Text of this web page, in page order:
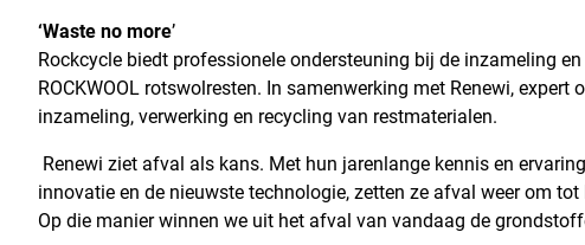
‘Waste no more’
Rockcycle biedt professionele ondersteuning bij de inzameling
ROCKWOOL rotswolresten. In samenwerking met Renewi, expert
inzameling, verwerking en recycling van restmaterialen.
Renewi ziet afval als kans. Met hun jarenlange kennis en
innovatie en de nieuwste technologie, zetten ze afval weer om
Op die manier winnen we uit het afval van vandaag de